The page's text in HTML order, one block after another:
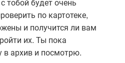
по картотеке,
и получится ли вам
их. Ты пока
в архив и посмотрю.